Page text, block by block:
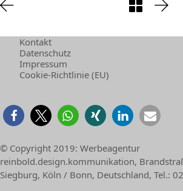
Kontakt
Datenschutz
Impressum
Cookie-Richtlinie (EU)
© Copyright 2019: Werbeagentur
reinbold.design.kommunikation,
Siegburg, Köln / Bonn, Deutschland, Tel.: